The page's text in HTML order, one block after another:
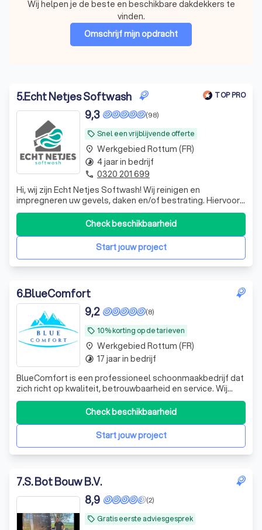
Wij helpen je de beste en beschikbare dakdekkers te
vinden.
Omschrijf mijn opdracht
5.Echt Netjes Softwash TOP PRO
local_offer Snel een vrijblijvende offerte
(98)
9,3
Hi, wij zijn Echt Netjes Softwash! Wij reinigen en
impregneren uw gevels, daken en/of bestrating. Hiervoor
kunnen wij gebruik maken van verschillende
reinigingsmethodes zoals Softwash en stoomreiniging.
Met softwash wordt uw woning met lage druk gereinigd
dus geen hogedrukreiniging, waardoor uw st
Start jouw project
Check beschikbaarheid
place Werkgebied Rottum (FR)
timelapse 4 jaar in bedrijf
phone 0320 201 699
6.BlueComfort
local_offer 10% korting op de tarieven
(8)
9,2
BlueComfort is een professioneel schoonmaakbedrijf dat
zich richt op kwaliteit, betrouwbaarheid en service. Wij
begrijpen dat een schone omgeving niet alleen prettig is
om in te wonen en te werken, maar ook bijdraagt aan
gezondheid en een representatieve uitstraling. Met een
team van gemotiveerde eStart jouw project
Check beschikbaarheid
place Werkgebied Rottum (FR)
timelapse 17 jaar in bedrijf
7.S. Bot Bouw B.V.
local_offer Gratis eerste adviesgesprek
(2)
8,9